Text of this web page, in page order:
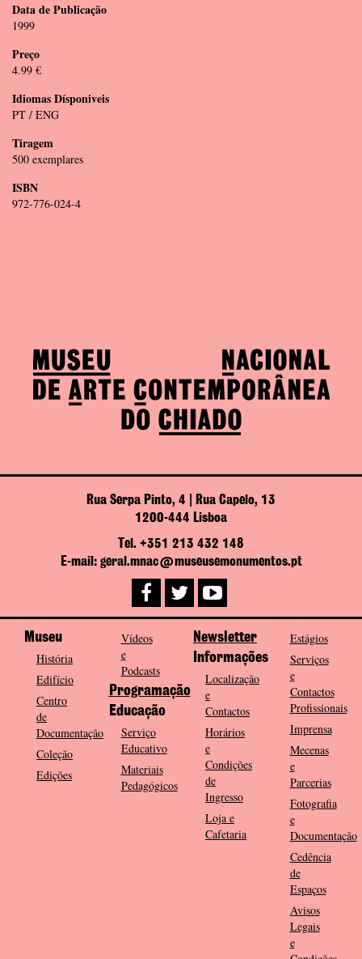
Data de Publicação
1999
Preço
4.99 €
Idiomas Dísponiveis
PT / ENG
Tiragem
500 exemplares
ISBN
972-776-024-4
Rua Serpa Pinto, 4 | Rua Capelo, 13
1200-444 Lisboa
Tel. +351 213 432 148
E-mail: geral.mnac@museusemonumentos.pt
Museu
História
Edifício
Centro
de
Documentação
Coleção
Edições
Vídeos
e
Podcasts
Programação
Educação
Serviço
Educativo
Materiais
Pedagógicos
Newsletter
Informações
Localização
e
Contactos
Horários
e
Condições
de
Ingresso
Loja e
Cafetaria
Estágios
Serviços
e
Contactos
Profissionais
Imprensa
Mecenas
e
Parcerias
Fotografia
e
Documentação
Cedência
de
Espaços
Avisos
Legais
e